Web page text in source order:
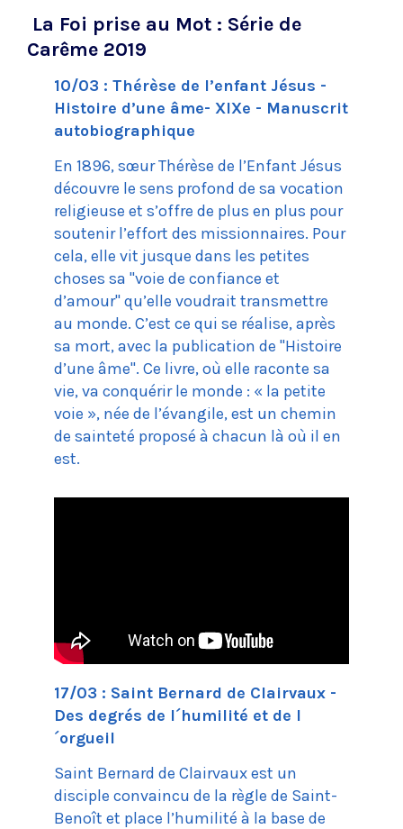
La Foi prise au Mot : Série de
Carême 2019
10/03 : Thérèse de l’enfant Jésus -
Histoire d’une âme- XIXe - Manuscrit
autobiographique
En 1896, sœur Thérèse de l’Enfant Jésus
découvre le sens profond de sa vocation
religieuse et s’offre de plus en plus pour
soutenir l’effort des missionnaires. Pour
cela, elle vit jusque dans les petites
choses sa "voie de confiance et
d’amour" qu’elle voudrait transmettre
au monde. C’est ce qui se réalise, après
sa mort, avec la publication de "Histoire
d’une âme". Ce livre, où elle raconte sa
vie, va conquérir le monde : « la petite
voie », née de l’évangile, est un chemin
de sainteté proposé à chacun là où il en
est.
17/03 : Saint Bernard de Clairvaux -
Des degrés de l´humilité et de l
´orgueil
Saint Bernard de Clairvaux est un
disciple convaincu de la règle de Saint-
Benoît et place l’humilité à la base de